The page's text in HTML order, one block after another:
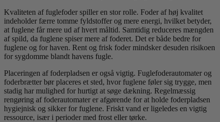
Kvaliteten af fuglefoder spiller en stor rolle. Foder af høj kvalitet
indeholder færre tomme fyldstoffer og mere energi, hvilket betyder,
at fuglene får mere ud af hvert måltid. Samtidig reduceres mængden
af spild, da fuglene spiser mere af foderet. Det er både bedre for
fuglene og for haven. Rent og frisk foder mindsker desuden risikoen
for sygdomme blandt havens fugle.
Placeringen af foderpladsen er også vigtig. Fuglefoderautomater og
foderbrætter bør placeres et sted, hvor fuglene føler sig trygge, men
stadig har mulighed for hurtigt at søge dækning. Regelmæssig
rengøring af foderautomater er afgørende for at holde foderpladsen
hygiejnisk og sikker for fuglene. Friskt vand er ligeledes en vigtig
ressource, især i perioder med frost eller tørke.